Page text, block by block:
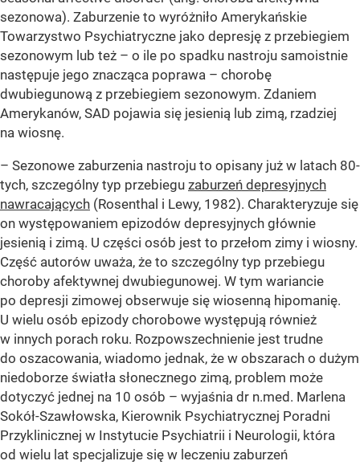
sezonowa). Zaburzenie to wyróżniło Amerykańskie
Towarzystwo Psychiatryczne jako depresję z przebiegiem
sezonowym lub też – o ile po spadku nastroju samoistnie
następuje jego znacząca poprawa – chorobę
dwubiegunową z przebiegiem sezonowym. Zdaniem
Amerykanów, SAD pojawia się jesienią lub zimą, rzadziej
na wiosnę.
– Sezonowe zaburzenia nastroju to opisany już w latach 80-
tych, szczególny typ przebiegu zaburzeń depresyjnych
nawracających (Rosenthal i Lewy, 1982). Charakteryzuje się
on występowaniem epizodów depresyjnych głównie
jesienią i zimą. U części osób jest to przełom zimy i wiosny.
Część autorów uważa, że to szczególny typ przebiegu
choroby afektywnej dwubiegunowej. W tym wariancie
po depresji zimowej obserwuje się wiosenną hipomanię.
U wielu osób epizody chorobowe występują również
w innych porach roku. Rozpowszechnienie jest trudne
do oszacowania, wiadomo jednak, że w obszarach o dużym
niedoborze światła słonecznego zimą, problem może
dotyczyć jednej na 10 osób – wyjaśnia dr n.med. Marlena
Sokół-Szawłowska, Kierownik Psychiatrycznej Poradni
Przyklinicznej w Instytucie Psychiatrii i Neurologii, która
od wielu lat specjalizuje się w leczeniu zaburzeń